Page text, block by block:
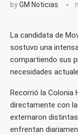
byGM Noticias
La candidata de
sostuvo una
compartiendo sus
necesidades
Recorrió la Colonia
directamente con
externaron
enfrentan